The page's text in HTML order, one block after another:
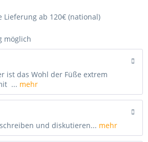
Lieferung ab 120€ (national)
möglich
ist das Wohl der Füße extrem
... mehr
und diskutieren... mehr